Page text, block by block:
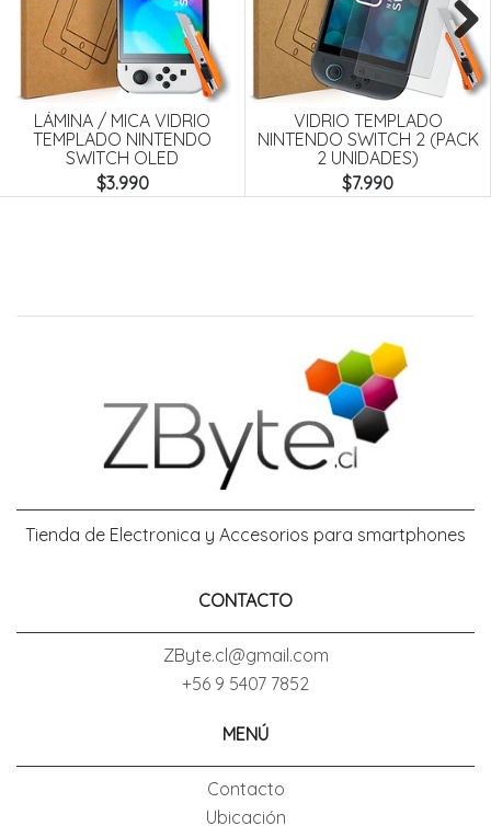
LÁMINA / MICA VIDRIO
TEMPLADO NINTENDO
SWITCH OLED
$3.990
VIDRIO TEMPLADO
NINTENDO SWITCH 2 (PACK
2 UNIDADES)
$7.990
Next
Tienda de Electronica y Accesorios para smartphones
CONTACTO
ZByte.cl@gmail.com
+56 9 5407 7852
MENÚ
Contacto
Ubicación